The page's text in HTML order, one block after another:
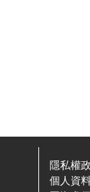
隱私權
個人資